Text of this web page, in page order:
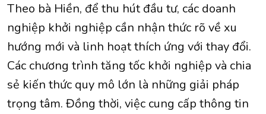
Theo bà Hiền, để thu hút đầu tư, các doanh
nghiệp khởi nghiệp cần nhận thức rõ về xu
hướng mới và linh hoạt thích ứng với thay đổi.
Các chương trình tăng tốc khởi nghiệp và chia
sẻ kiến thức quy mô lớn là những giải pháp
trọng tâm. Đồng thời, việc cung cấp thông tin